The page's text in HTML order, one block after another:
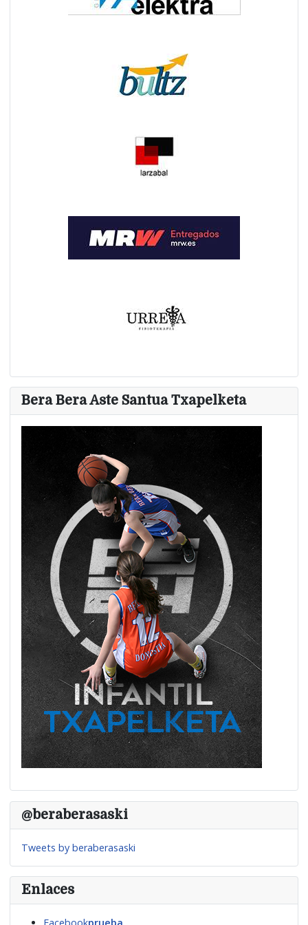
Bera Bera Aste Santua Txapelketa
@beraberasaski
Tweets by beraberasaski
Enlaces